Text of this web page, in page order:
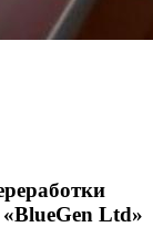
Ltd»